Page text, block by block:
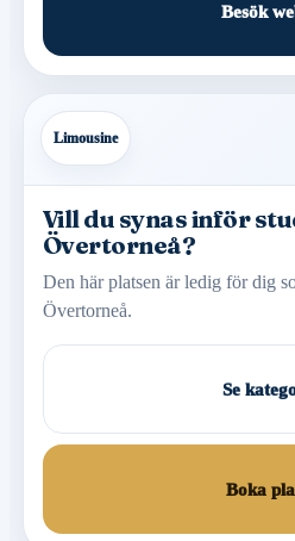
Besök
Limousine
Vill du synas inför
Övertorneå?
Den här platsen är ledig för dig
Övertorneå.
Se
Boka